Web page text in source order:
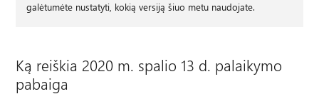
galėtumėte nustatyti, kokią versiją šiuo metu naudojate.
Ką reiškia 2020 m. spalio 13 d. palaikymo
pabaiga